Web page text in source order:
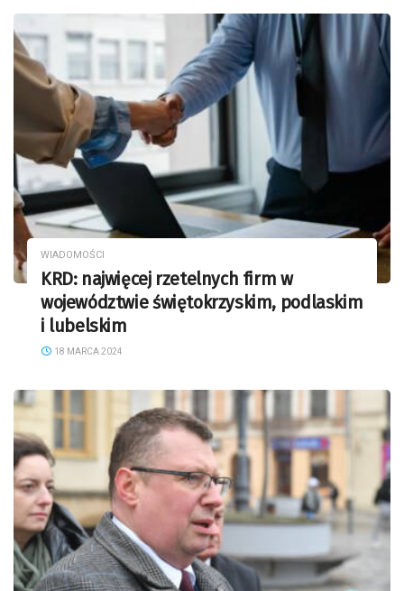
WIADOMOŚCI
KRD: najwięcej rzetelnych firm w
województwie świętokrzyskim, podlaskim
i lubelskim
18 MARCA 2024